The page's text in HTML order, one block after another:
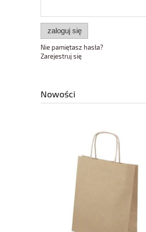
zaloguj się
Nie pamiętasz hasła?
Zarejestruj się
Nowości